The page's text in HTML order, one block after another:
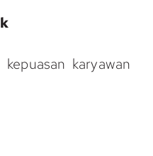
karyawan